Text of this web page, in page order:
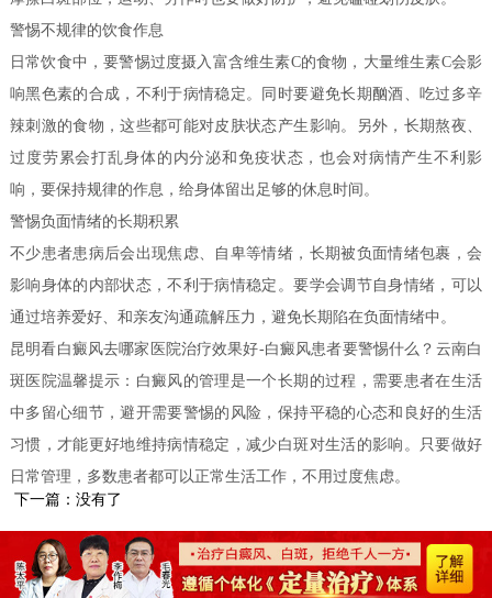
警惕不规律的饮食作息
日常饮食中，要警惕过度摄入富含维生素C的食物，大量维生素C会影
响黑色素的合成，不利于病情稳定。同时要避免长期酗酒、吃过多辛
辣刺激的食物，这些都可能对皮肤状态产生影响。另外，长期熬夜、
过度劳累会打乱身体的内分泌和免疫状态，也会对病情产生不利影
响，要保持规律的作息，给身体留出足够的休息时间。
警惕负面情绪的长期积累
不少患者患病后会出现焦虑、自卑等情绪，长期被负面情绪包裹，会
影响身体的内部状态，不利于病情稳定。要学会调节自身情绪，可以
通过培养爱好、和亲友沟通疏解压力，避免长期陷在负面情绪中。
昆明看白癜风去哪家医院治疗效果好-白癜风患者要警惕什么？云南白
斑医院温馨提示：白癜风的管理是一个长期的过程，需要患者在生活
中多留心细节，避开需要警惕的风险，保持平稳的心态和良好的生活
习惯，才能更好地维持病情稳定，减少白斑对生活的影响。只要做好
日常管理，多数患者都可以正常生活工作，不用过度焦虑。
下一篇：没有了